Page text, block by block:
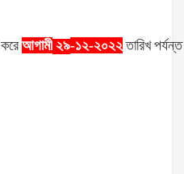
করে আগামী ২৯-১২-২০২২ তারিখ পর্যন্ত